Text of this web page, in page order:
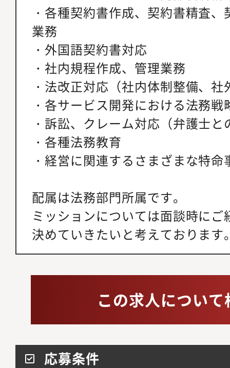
・各種契約書作成、契約書精査
業務
・外国語契約書対応
・社内規程作成、管理業務
・法改正対応（社内体制整備、社
・各サービス開発における法務戦
・訴訟、クレーム対応（弁護士
・各種法務教育
・経営に関連するさまざまな特
配属は法務部門所属です。
ミッションについては面談時に
決めていきたいと考えております
この求人につい
応募条件